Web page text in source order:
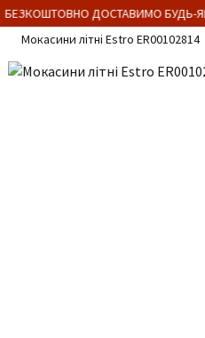
ДОСТАВИМО БУДЬ-
Мокасини літні Estro ER00102814